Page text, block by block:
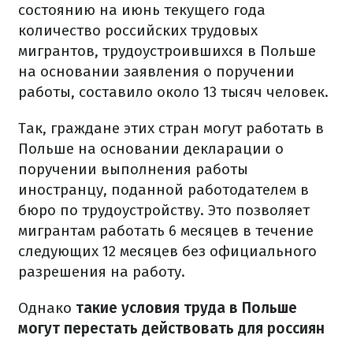
состоянию на июнь текущего года
количество российских трудовых
мигрантов, трудоустроившихся в Польше
на основании заявления о поручении
работы, составило около 13 тысяч человек.
Так, граждане этих стран могут работать в
Польше на основании декларации о
поручении выполнения работы
иностранцу, поданной работодателем в
бюро по трудоустройству. Это позволяет
мигрантам работать 6 месяцев в течение
следующих 12 месяцев без официального
разрешения на работу.
Однако такие условия труда в Польше
могут перестать действовать для россиян